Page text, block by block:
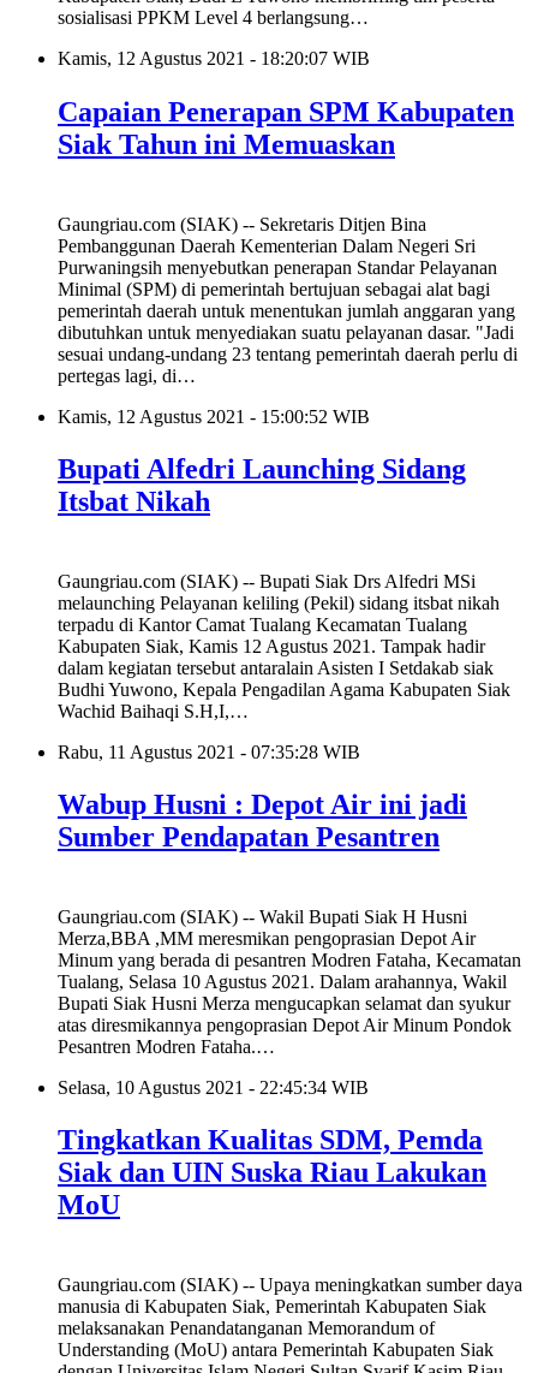
sosialisasi PPKM Level 4 berlangsung…
Kamis, 12 Agustus 2021 - 18:20:07 WIB
Capaian Penerapan SPM Kabupaten
Siak Tahun ini Memuaskan
Gaungriau.com (SIAK) -- Sekretaris Ditjen Bina
Pembanggunan Daerah Kementerian Dalam Negeri Sri
Purwaningsih menyebutkan penerapan Standar Pelayanan
Minimal (SPM) di pemerintah bertujuan sebagai alat bagi
pemerintah daerah untuk menentukan jumlah anggaran yang
dibutuhkan untuk menyediakan suatu pelayanan dasar. "Jadi
sesuai undang-undang 23 tentang pemerintah daerah perlu di
pertegas lagi, di…
Kamis, 12 Agustus 2021 - 15:00:52 WIB
Bupati Alfedri Launching Sidang
Itsbat Nikah
Gaungriau.com (SIAK) -- Bupati Siak Drs Alfedri MSi
melaunching Pelayanan keliling (Pekil) sidang itsbat nikah
terpadu di Kantor Camat Tualang Kecamatan Tualang
Kabupaten Siak, Kamis 12 Agustus 2021. Tampak hadir
dalam kegiatan tersebut antaralain Asisten I Setdakab siak
Budhi Yuwono, Kepala Pengadilan Agama Kabupaten Siak
Wachid Baihaqi S.H,I,…
Rabu, 11 Agustus 2021 - 07:35:28 WIB
Wabup Husni : Depot Air ini jadi
Sumber Pendapatan Pesantren
Gaungriau.com (SIAK) -- Wakil Bupati Siak H Husni
Merza,BBA ,MM meresmikan pengoprasian Depot Air
Minum yang berada di pesantren Modren Fataha, Kecamatan
Tualang, Selasa 10 Agustus 2021. Dalam arahannya, Wakil
Bupati Siak Husni Merza mengucapkan selamat dan syukur
atas diresmikannya pengoprasian Depot Air Minum Pondok
Pesantren Modren Fataha.…
Selasa, 10 Agustus 2021 - 22:45:34 WIB
Tingkatkan Kualitas SDM, Pemda
Siak dan UIN Suska Riau Lakukan
MoU
Gaungriau.com (SIAK) -- Upaya meningkatkan sumber daya
manusia di Kabupaten Siak, Pemerintah Kabupaten Siak
melaksanakan Penandatanganan Memorandum of
Understanding (MoU) antara Pemerintah Kabupaten Siak